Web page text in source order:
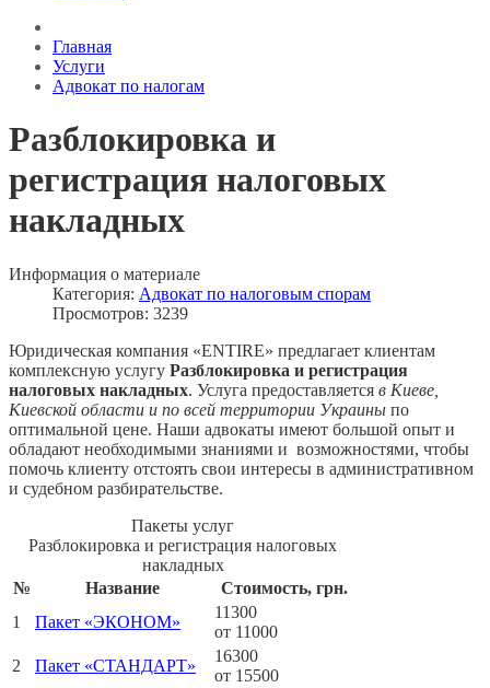
Главная
Услуги
Адвокат по налогам
Разблокировка и
регистрация налоговых
накладных
Информация о материале
Категория: Адвокат по налоговым спорам
Просмотров: 3239
Юридическая компания «ENTIRE» предлагает клиентам
комплексную услугу Разблокировка и регистрация
налоговых накладных. Услуга предоставляется в Киеве,
Киевской области и по всей территории Украины по
оптимальной цене. Наши адвокаты имеют большой опыт и
обладают необходимыми знаниями и возможностями, чтобы
помочь клиенту отстоять свои интересы в административном
и судебном разбирательстве.
Пакеты услуг
Разблокировка и регистрация налоговых
накладных
№
Название
Стоимость, грн.
1
Пакет «ЭКОНОМ»
11300
от 11000
2
Пакет «СТАНДАРТ»
16300
от 15500